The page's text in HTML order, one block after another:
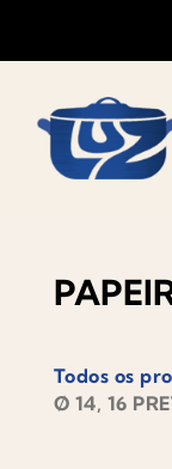
Todos os
Ø 14, 16